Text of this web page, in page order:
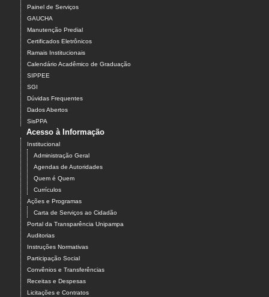
Painel de Serviços
GAUCHA
Manutenção Predial
Certificados Eletrônicos
Ramais Institucionais
Calendário Acadêmico de Graduação
SIPPEE
SGI
Dúvidas Frequentes
Dados Abertos
SisPPA
Acesso à Informação
Institucional
Administração Geral
Agendas de Autoridades
Quem é Quem
Currículos
Ações e Programas
Carta de Serviços ao Cidadão
Portal da Transparência Unipampa
Auditorias
Instruções Normativas
Participação Social
Convênios e Transferências
Receitas e Despesas
Licitações e Contratos